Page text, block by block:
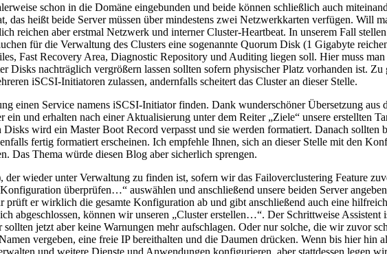
schon in die Domäne eingebunden und beide können schließlich auch
heißt beide Server müssen über mindestens zwei Netzwerkkarten verfügen. Will
reichen aber erstmal Netzwerk und interner Cluster-Heartbeat. In unserem Fall
für die Verwaltung des Clusters eine sogenannte Quorum Disk (1 Gigabyte
Fast Recovery Area, Diagnostic Repository und Auditing liegen soll. Hier muss
nachträglich vergrößern lassen sollten sofern physischer Platz vorhanden ist.
iSCSI-Initiatoren zulassen, andernfalls scheitert das Cluster an dieser Stelle.
einen Service namens iSCSI-Initiator finden. Dank wunderschöner Übersetzung aus
und erhalten nach einer Aktualisierung unter dem Reiter „Ziele“ unsere erstellten
wird ein Master Boot Record verpasst und sie werden formatiert. Danach sollten
fertig formatiert erscheinen. Ich empfehle Ihnen, sich an dieser Stelle mit den
Das Thema würde diesen Blog aber sicherlich sprengen.
wieder unter Verwaltung zu finden ist, sofern wir das Failoverclustering Feature
überprüfen…“ auswählen und anschließend unsere beiden Server
er wirklich die gesamte Konfiguration ab und gibt anschließend auch eine
abgeschlossen, können wir unseren „Cluster erstellen…“. Der Schrittweise Assistent
jetzt aber keine Warnungen mehr aufschlagen. Oder nur solche, die wir zuvor
vergeben, eine freie IP bereithalten und die Daumen drücken. Wenn bis hier hin
und weitere Dienste und Anwendungen konfigurieren, aber stattdessen legen